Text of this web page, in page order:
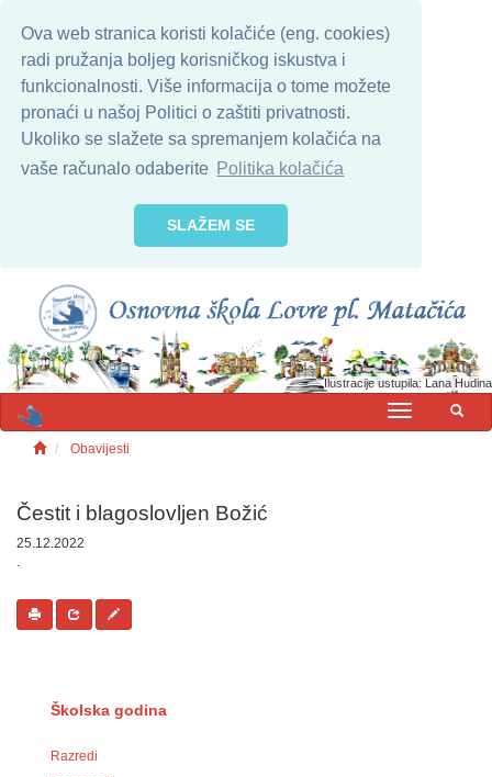
Ova web stranica koristi kolačiće (eng. cookies)
radi pružanja boljeg korisničkog iskustva i
funkcionalnosti. Više informacija o tome možete
pronaći u našoj Politici o zaštiti privatnosti.
Ukoliko se slažete sa spremanjem kolačića na
vaše računalo odaberite Politika kolačića
SLAŽEM SE
Ilustracije ustupila: Lana Hudina
MENU
Obavijesti
​Čestit i blagoslovljen Božić
25.12.2022
.
Školska godina
Razredi